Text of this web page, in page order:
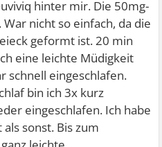
hinter mir. Die 50mg-
nicht so einfach, da die
geformt ist. 20 min
eine leichte Müdigkeit
schnell eingeschlafen.
bin ich 3x kurz
eingeschlafen. Ich habe
sonst. Bis zum